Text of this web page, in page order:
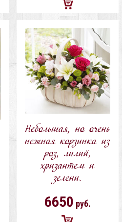
Добавить
в
корзину
Небольшая, но очень
нежная корзинка из
роз, лилий,
хризантем и
зелени.
6650 руб.